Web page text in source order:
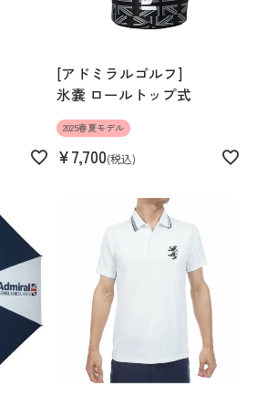
[アドミラルゴルフ]
氷嚢 ロールトップ式
2025春夏モデル
¥7,700 税込